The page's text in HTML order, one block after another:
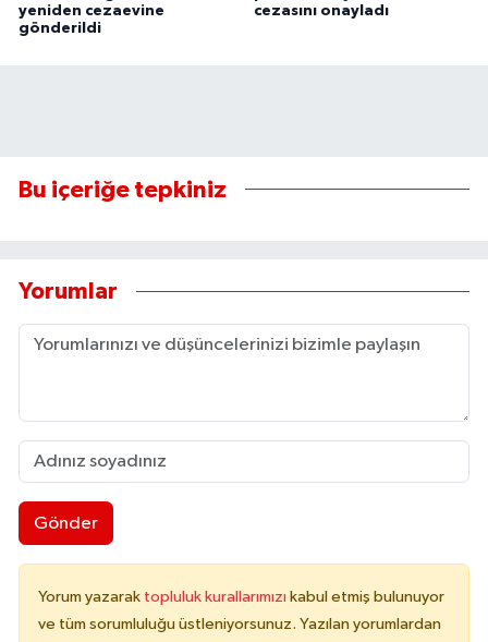
yeniden cezaevine
gönderildi
cezasını onayladı
Bu içeriğe tepkiniz
Yorumlar
Gönder
Yorum yazarak topluluk kurallarımızı kabul etmiş bulunuyor
ve tüm sorumluluğu üstleniyorsunuz. Yazılan yorumlardan